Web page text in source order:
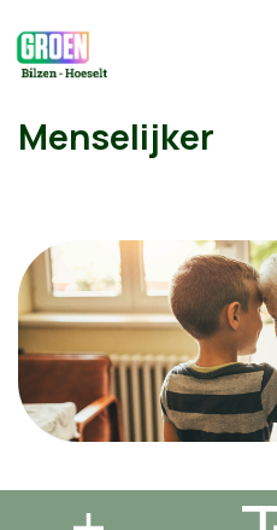
Menselijker